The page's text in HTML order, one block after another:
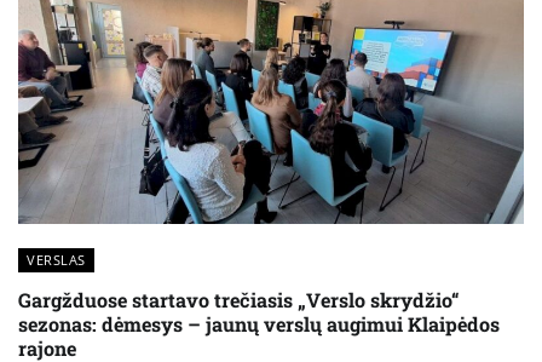
VERSLAS
Gargžduose startavo trečiasis „Verslo skrydžio“
sezonas: dėmesys – jaunų verslų augimui Klaipėdos
rajone